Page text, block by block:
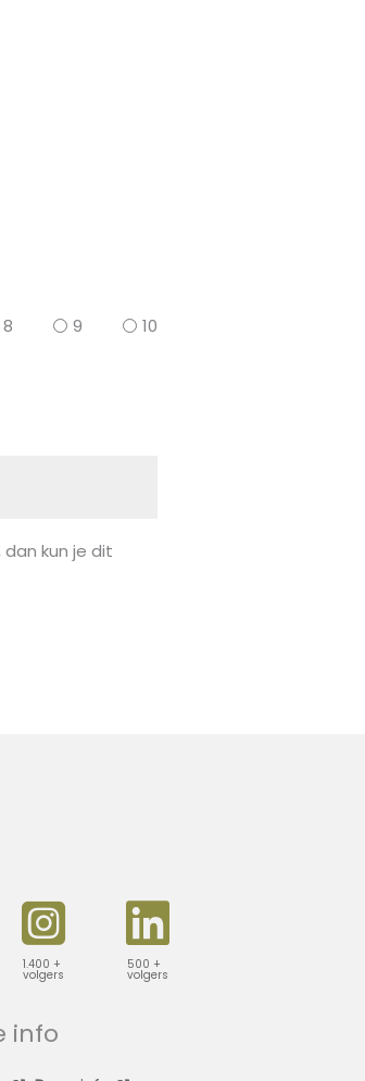
8 9 10
kun je dit
1.400 +
volgers
500 +
volgers
info